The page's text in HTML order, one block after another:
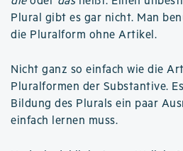
Plural gibt es gar nicht. Man
die Pluralform ohne Artikel.
Nicht ganz so einfach wie die
Pluralformen der Substantive.
Bildung des Plurals ein paar
einfach lernen muss.